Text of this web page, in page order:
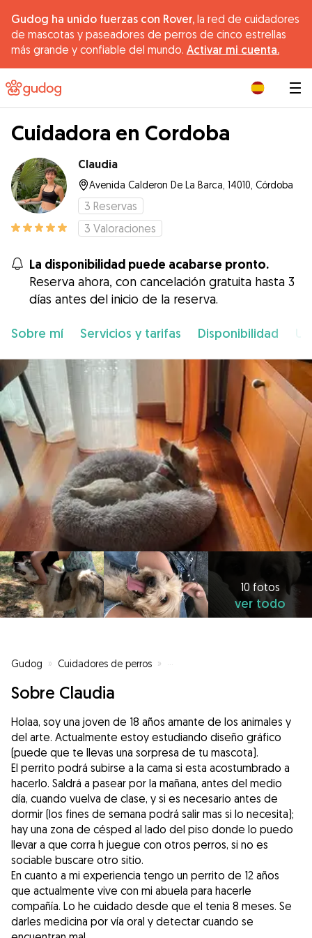
Gudog ha unido fuerzas con Rover, la red de cuidadores
de mascotas y paseadores de perros de cinco estrellas
más grande y confiable del mundo. Activar mi cuenta.
Cuidadora en Cordoba
Claudia
Avenida Calderon De La Barca, 14010, Córdoba
3 Reservas
3 Valoraciones
La disponibilidad puede acabarse pronto.
Reserva ahora, con cancelación gratuita hasta 3
días antes del inicio de la reserva.
Sobre mí Servicios y tarifas Disponibilidad
10 fotos
ver todo
Gudog » Cuidadores de perros » Cuidadores de perros en
Sobre Claudia
Holaa, soy una joven de 18 años amante de los animales y
del arte. Actualmente estoy estudiando diseño gráfico
(puede que te llevas una sorpresa de tu mascota).
El perrito podrá subirse a la cama si esta acostumbrado a
hacerlo. Saldrá a pasear por la mañana, antes del medio
día, cuando vuelva de clase, y si es necesario antes de
dormir (los fines de semana podrá salir mas si lo necesita);
hay una zona de césped al lado del piso donde lo puedo
llevar a que corra h juegue con otros perros, si no es
sociable buscare otro sitio.
En cuanto a mi experiencia tengo un perrito de 12 años
que actualmente vive con mi abuela para hacerle
compañía. Lo he cuidado desde que el tenia 8 meses. Se
darles medicina por vía oral y detectar cuando se